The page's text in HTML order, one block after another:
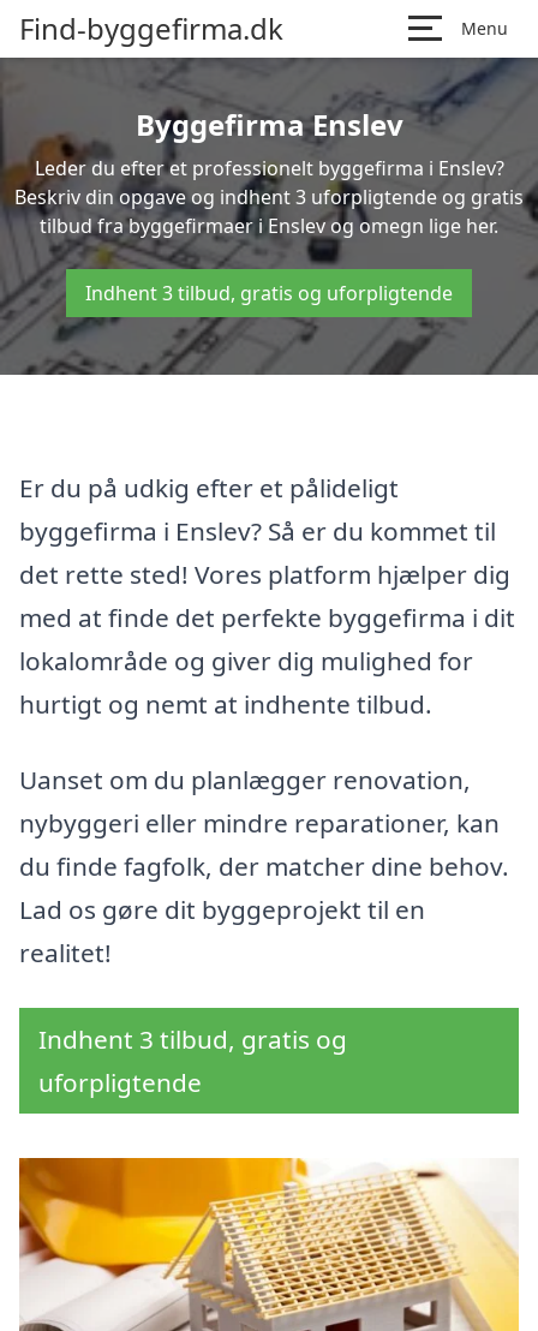
Find-byggefirma.dk Menu
Byggefirma Enslev
Leder du efter et professionelt byggefirma i Enslev?
Beskriv din opgave og indhent 3 uforpligtende og gratis
tilbud fra byggefirmaer i Enslev og omegn lige her.
Indhent 3 tilbud, gratis og uforpligtende
Er du på udkig efter et pålideligt
byggefirma i Enslev? Så er du kommet til
det rette sted! Vores platform hjælper dig
med at finde det perfekte byggefirma i dit
lokalområde og giver dig mulighed for
hurtigt og nemt at indhente tilbud.
Uanset om du planlægger renovation,
nybyggeri eller mindre reparationer, kan
du finde fagfolk, der matcher dine behov.
Lad os gøre dit byggeprojekt til en
realitet!
Indhent 3 tilbud, gratis og
uforpligtende